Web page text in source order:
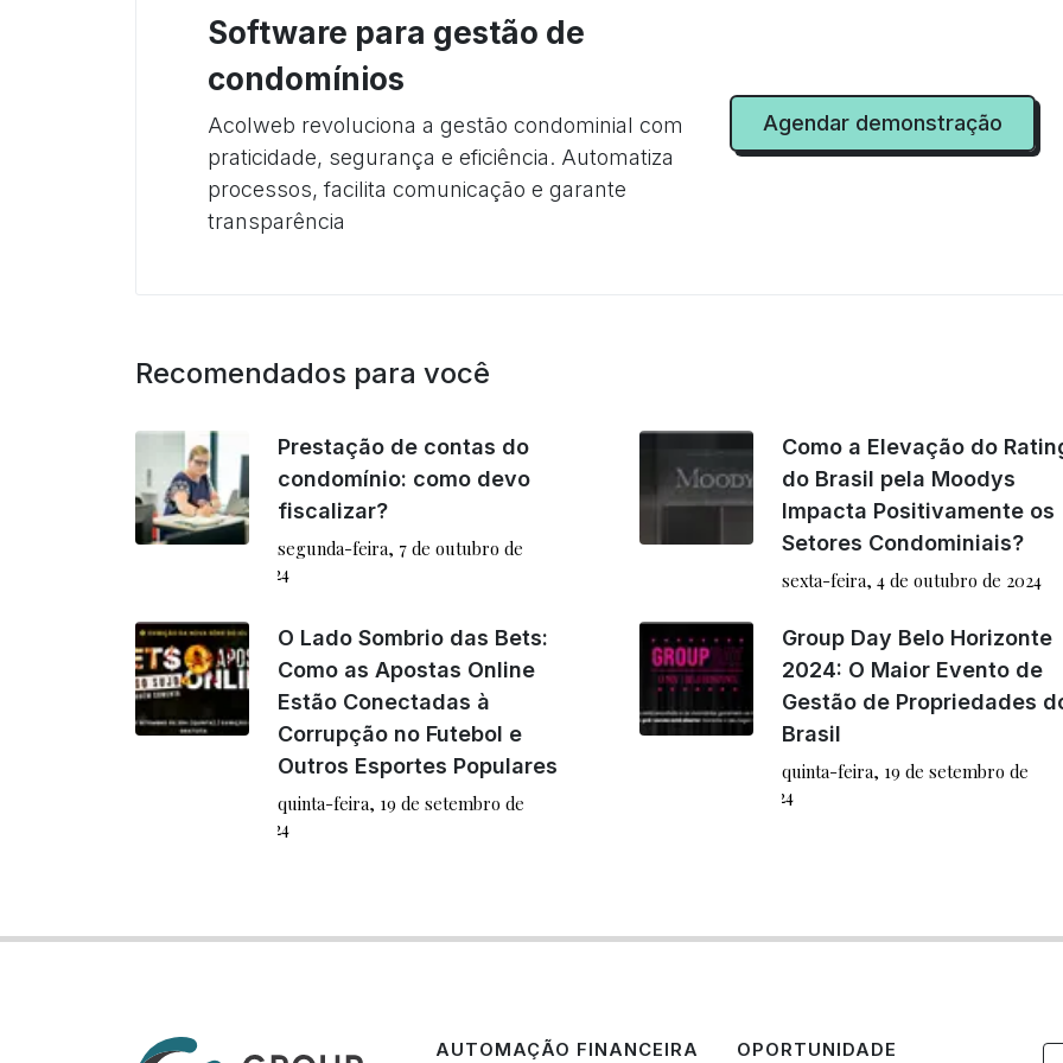
Software para gestão de
condomínios
Acolweb revoluciona a gestão condominial com
praticidade, segurança e eficiência. Automatiza
processos, facilita comunicação e garante
transparência
Agendar demonstração
Recomendados para você
Prestação de contas do
condomínio: como devo
fiscalizar?
segunda-feira, 7 de outubro de
2024
Como a Elevação do
do Brasil pela Moodys
Impacta Positivamente os
Setores Condominiais?
sexta-feira, 4 de outubro de 2024
O Lado Sombrio das Bets:
Como as Apostas Online
Estão Conectadas à
Corrupção no Futebol e
Outros Esportes Populares
quinta-feira, 19 de setembro de
2024
Group Day Belo Horizonte
2024: O Maior Evento de
Gestão de Propriedades
Brasil
quinta-feira, 19 de setembro de
2024
AUTOMAÇÃO FINANCEIRA OPORTUNIDADE